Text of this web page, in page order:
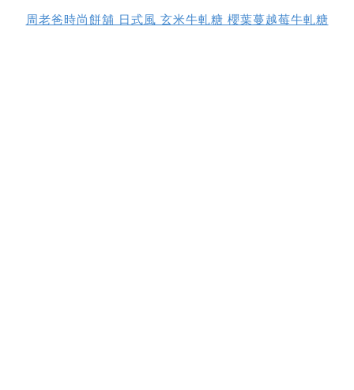
周老爸時尚餅舖 日式風 玄米牛軋糖 櫻葉蔓越莓牛軋糖